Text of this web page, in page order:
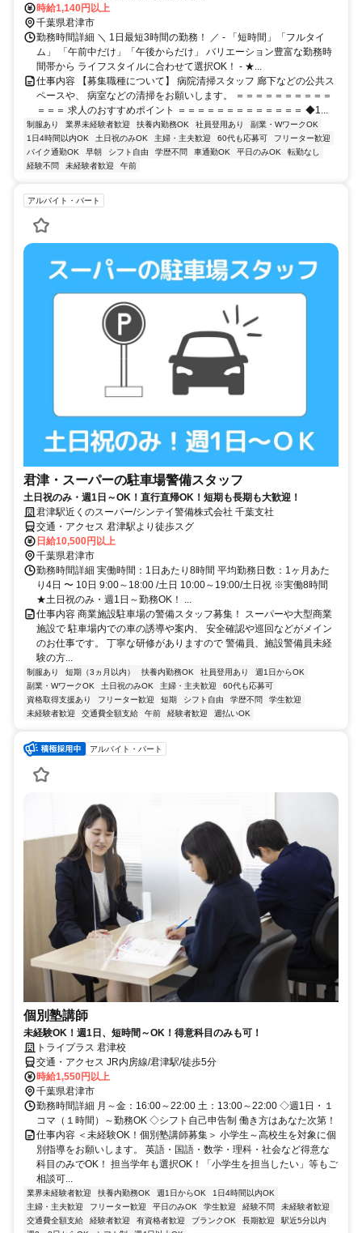
時給1,140円以上
千葉県君津市
勤務時間詳細 ＼ 1日最短3時間の勤務！ ／ - 「短時間」「フルタイ
ム」 「午前中だけ」「午後からだけ」 バリエーション豊富な勤務時
間帯から ライフスタイルに合わせて選択OK！ - ★...
仕事内容 【募集職種について】 病院清掃スタッフ 廊下などの公共ス
ペースや、 病室などの清掃をお願いします。 ＝＝＝＝＝＝＝＝＝＝
＝＝＝ 求人のおすすめポイント ＝＝＝＝＝＝＝＝＝＝＝＝＝ ◆1...
制服あり 業界未経験者歓迎 扶養内勤務OK 社員登用あり
副業・WワークOK
1日4時間以内OK
土日祝のみOK 主婦・主夫歓迎 60代も応募可
フリーター歓迎
バイク通勤OK
早朝 シフト自由 学歴不問 車通勤OK 平日のみOK
転勤なし
経験不問
未経験者歓迎 午前
アルバイト・パート
君津・スーパーの駐車場警備スタッフ
土日祝のみ・週1日～OK！直行直帰OK！短期も長期も大歓迎！
君津駅近くのスーパー/シンテイ警備株式会社 千葉支社
交通・アクセス 君津駅より徒歩スグ
日給10,500円以上
千葉県君津市
勤務時間詳細 実働時間：1日あたり8時間 平均勤務日数：1ヶ月あた
り4日 〜 10日 9:00～18:00 /土日 10:00～19:00/土日祝 ※実働8時間
★土日祝のみ・週1日～勤務OK！ ...
仕事内容 商業施設駐車場の警備スタッフ募集！ スーパーや大型商業
施設で 駐車場内での車の誘導や案内、 安全確認や巡回などがメイン
のお仕事です。 丁寧な研修がありますので 警備員、施設警備員未経
験の方...
制服あり 短期（3ヵ月以内） 扶養内勤務OK 社員登用あり
週1日からOK
副業・WワークOK
土日祝のみOK 主婦・主夫歓迎
60代も応募可
資格取得支援あり
フリーター歓迎 短期 シフト自由 学歴不問
学生歓迎
未経験者歓迎
交通費全額支給 午前 経験者歓迎 週払いOK
アルバイト・パート
個別塾講師
未経験OK！週1日、短時間～OK！得意科目のみも可！
トライプラス 君津校
交通・アクセス JR内房線/君津駅/徒歩5分
時給1,550円以上
千葉県君津市
勤務時間詳細 月～金：16:00～22:00 土：13:00～22:00 ◇週1日・１
コマ（１時間）～勤務OK ◇シフト自己申告制 働き方はあなた次第！
仕事内容 ＜未経験OK！個別塾講師募集＞ 小学生～高校生を対象に個
別指導をお願いします。 英語・国語・数学・理科・社会など得意な
科目のみでOK！ 担当学年も選択OK！「小学生を担当したい」等もご
相談可...
業界未経験者歓迎 扶養内勤務OK 週1日からOK
1日4時間以内OK
主婦・主夫歓迎
フリーター歓迎 平日のみOK 学生歓迎 経験不問
未経験者歓迎
交通費全額支給
経験者歓迎 有資格者歓迎 ブランクOK 長期歓迎
駅近5分以内